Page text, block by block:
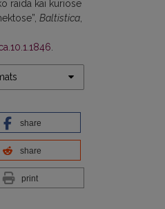
raida kai kuriose
Baltistica
share
share
print